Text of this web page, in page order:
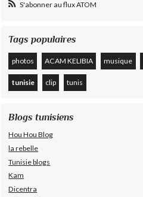
S'abonner au flux ATOM
Tags populaires
photos ACAM KELIBIA musique
tunisie clip tunis
Blogs tunisiens
Hou Hou Blog
la rebelle
Tunisie blogs
Kam
Dicentra